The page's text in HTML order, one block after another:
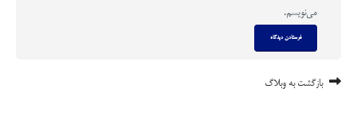
می‌نویسم.
بازگشت به وبلاگ